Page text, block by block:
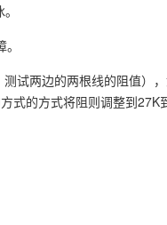
试两边的两根线的阻值）
式的方式将阻则调整到27K